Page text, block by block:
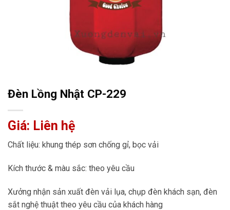
Đèn Lồng Nhật CP-229
Giá: Liên hệ
Chất liệu: khung thép sơn chống gỉ, bọc vải
Kích thước & màu sắc: theo yêu cầu
Xưởng nhận sản xuất đèn vải lụa, chụp đèn khách sạn, đèn
sắt nghệ thuật theo yêu cầu của khách hàng